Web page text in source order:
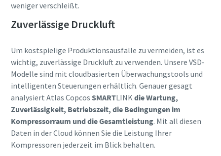
weniger verschleißt.
Zuverlässige Druckluft
Um kostspielige Produktionsausfälle zu vermeiden, ist es
wichtig, zuverlässige Druckluft zu verwenden. Unsere VSD-
Modelle sind mit cloudbasierten Überwachungstools und
intelligenten Steuerungen erhältlich. Genauer gesagt
analysiert Atlas Copcos SMARTLINKdie Wartung,
Zuverlässigkeit, Betriebszeit, die Bedingungen im
Kompressorraum und die Gesamtleistung. Mit all diesen
Daten in der Cloud können Sie die Leistung Ihrer
Kompressoren jederzeit im Blick behalten.